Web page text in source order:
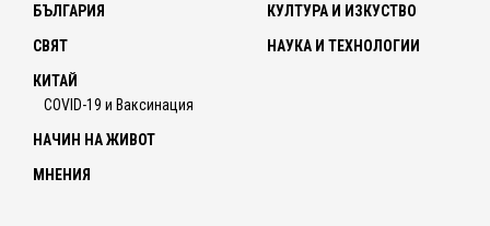
БЪЛГАРИЯ
СВЯТ
КИТАЙ
COVID-19 и Ваксинация
КУЛТУРА И ИЗКУСТВО
НАУКА И ТЕХНОЛОГИИ
НАЧИН НА ЖИВОТ
МНЕНИЯ